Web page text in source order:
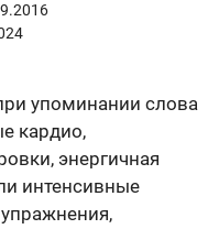
упоминании слова
кардио,
энергичная
интенсивные